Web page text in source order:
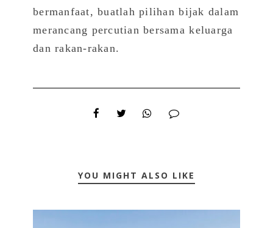
bermanfaat, buatlah pilihan bijak dalam
merancang percutian bersama keluarga
dan rakan-rakan.
YOU MIGHT ALSO LIKE